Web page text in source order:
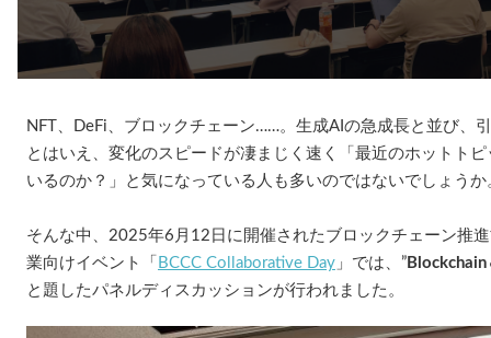
NFT、DeFi、ブロックチェーン……。生成AIの急成長と並び、
とはいえ、変化のスピードが凄まじく速く「最近のホットト
いるのか？」と気になっている人も多いのではないでしょうか
そんな中、2025年6月12日に開催されたブロックチェーン推
業向けイベント「 BCCC Collaborative Day 」では、”
と題したパネルディスカッションが行われました。